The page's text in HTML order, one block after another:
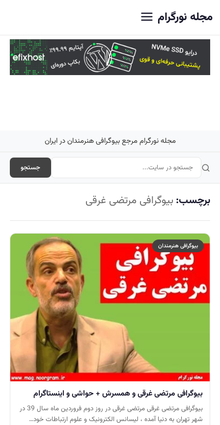
مجله نورگرام
مجله نورگرام مرجع بیوگرافی هنرمندان در ایران
جستجو
برچسب: بیوگرافی مرتضی غرقی
بیوگرافی هنرمندان
بیوگرافی مرتضی غرقی و همسرش + حواشی و اینستاگرام
بیوگرافی مرتضی غرقی مرتضی غرقی در روز دوم فروردین ماه سال 39 در
شهر تهران به دنیا آمده ، لیسانس الکترونیک و علوم ارتباطات خود…